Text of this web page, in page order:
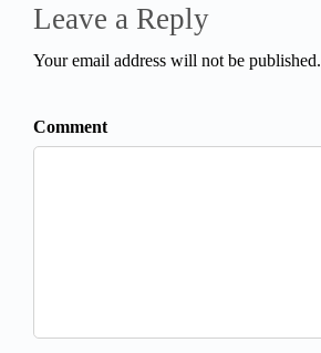
Leave a Reply
Your email address will not be published.
Comment